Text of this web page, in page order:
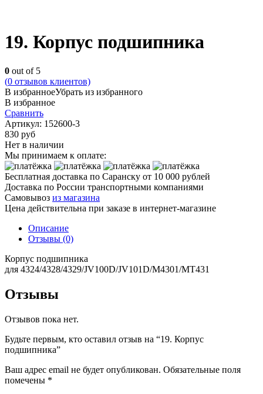
19. Корпус подшипника
0 out of 5
(0 отзывов клиентов)
В избранноеУбрать из избранного
В избранное
Сравнить
Артикул: 152600-3
830 руб
Нет в наличии
Мы принимаем к оплате:
Бесплатная доставка по Саранску от 10 000 рублей
Доставка по России транспортными компаниями
Самовывоз из магазина
Цена действительна при заказе в интернет-магазине
Описание
Отзывы (0)
Корпус подшипника
для 4324/4328/4329/JV100D/JV101D/M4301/MT431
Отзывы
Отзывов пока нет.
Будьте первым, кто оставил отзыв на “19. Корпус
подшипника”
Ваш адрес email не будет опубликован. Обязательные поля
помечены *